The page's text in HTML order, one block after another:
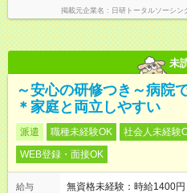
掲載元企業名 日研トータルソーシ
未
～安心の研修つき～病院
＊家庭と両立しやすい
派遣 職種未経験OK 社会人未経験
WEB登録・面接OK
給与
無資格未経験：時給